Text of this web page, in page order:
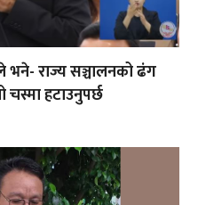
भने- राज्य सञ्चालनको ढंग
चस्मा हटाउनुपर्छ